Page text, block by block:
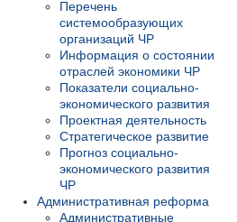
Перечень
системообразующих
организаций ЧР
Информация о состоянии
отраслей экономики ЧР
Показатели социально-
экономического развития
Проектная деятельность
Стратегическое развитие
Прогноз социально-
экономического развития
ЧР
Административная реформа
Административные